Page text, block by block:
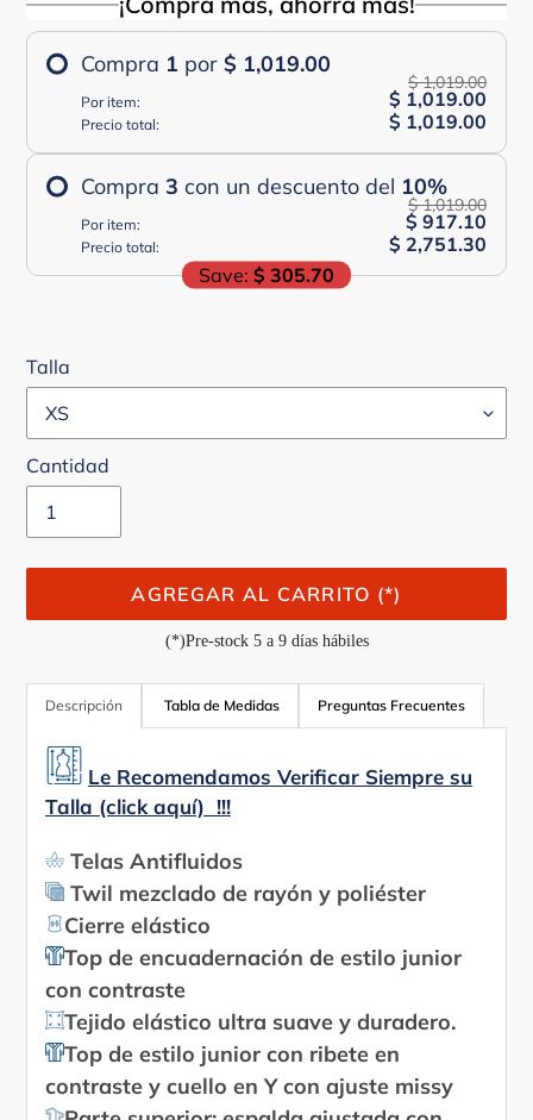
Compra 1 por $ 1,019.00
Por item:
$ 1,019.00
$ 1,019.00
Precio total: $ 1,019.00
Compra 3 con un descuento del 10%
Por item:
$ 1,019.00
$ 917.10
Precio total:
$ 2,751.30
Save: $ 305.70
Talla
Cantidad
AGREGAR AL CARRITO (*)
(*)Pre-stock 5 a 9 días hábiles
Agregando
Descripción Tabla de Medidas Preguntas Frecuentes
Le Recomendamos Verificar Siempre su
Talla (click aquí) !!!
Telas Antifluidos
Twil mezclado de rayón y poliéster
Cierre elástico
Top de encuadernación de estilo junior
con contraste
Tejido elástico ultra suave y duradero.
Top de estilo junior con ribete en
contraste y cuello en Y con ajuste missy